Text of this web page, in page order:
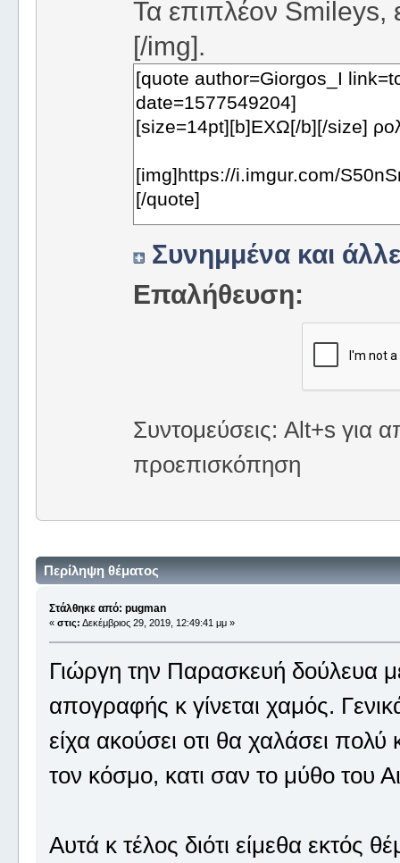
Τα επιπλέον Smileys,
[/img].
Συνημμένα και
Επαλήθευση:
Συντομεύσεις: Alt+s για
προεπισκόπηση
Περίληψη θέματος
Στάλθηκε από: pugman
« στις: Δεκέμβριος 29, 2019, 12:49:41 μμ »
Γιώργη την Παρασκευή δούλευα
απογραφής κ γίνεται χαμός.
είχα ακούσει οτι θα χαλάσει
τον κόσμο, κατι σαν το μύθο του
Αυτά κ τέλος διότι είμεθα εκτός